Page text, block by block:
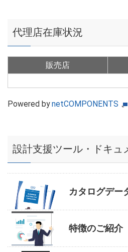
代理店在庫状況
販売店
Powered bynetCOMPONENTS
設計支援ツール・ドキュ
カタログデー
特徴のご紹介